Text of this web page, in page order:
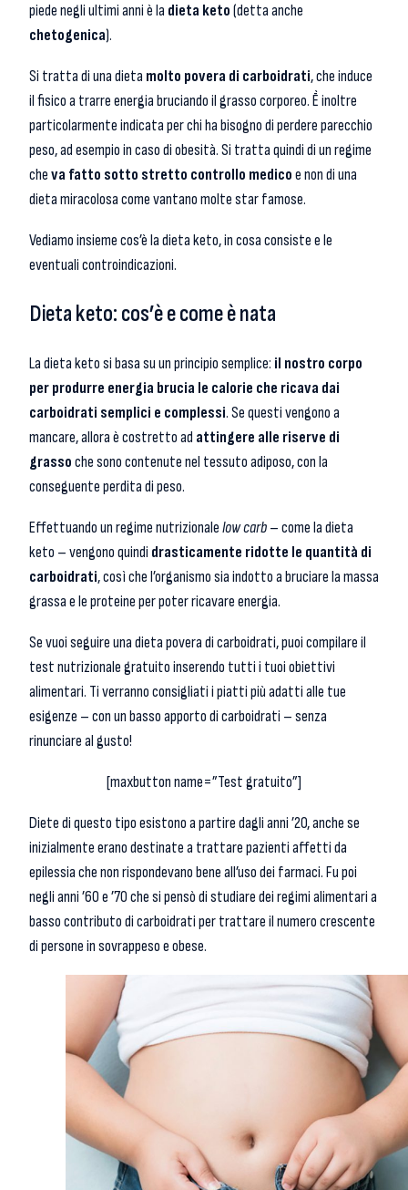
piede negli ultimi anni è la dieta keto(detta anche
chetogenica).
Si tratta di una dieta molto povera di carboidrati, che induce
il fisico a trarre energia bruciando il grasso corporeo. Ḕ inoltre
particolarmente indicata per chi ha bisogno di perdere parecchio
peso, ad esempio in caso di obesità. Si tratta quindi di un regime
cheva fatto sotto stretto controllo medicoe non di una
dieta miracolosa come vantano molte star famose.
Vediamo insieme cos’è la dieta keto, in cosa consiste e le
eventuali controindicazioni.
Dieta keto: cos’è e come è nata
La dieta keto si basa su un principio semplice: il nostro corpo
per produrre energia brucia le calorie che ricava dai
carboidrati semplici e complessi. Se questi vengono a
mancare, allora è costretto ad attingere alle riserve di
grassoche sono contenute nel tessuto adiposo, con la
conseguente perdita di peso.
Effettuando un regime nutrizionalelow carb– come la dieta
keto – vengono quindi drasticamente ridotte le quantità di
carboidrati, così che l’organismo sia indotto a bruciare la massa
grassa e le proteine per poter ricavare energia.
Se vuoi seguire una dieta povera di carboidrati, puoi compilare il
test nutrizionale gratuito inserendo tutti i tuoi obiettivi
alimentari. Ti verranno consigliati i piatti più adatti alle tue
esigenze – con un basso apporto di carboidrati – senza
rinunciare al gusto!
[maxbutton name=”Test gratuito”]
Diete di questo tipo esistono a partire dagli anni ’20, anche se
inizialmente erano destinate a trattare pazienti affetti da
epilessia che non rispondevano bene all’uso dei farmaci. Fu poi
negli anni ’60 e ’70 che si pensò di studiare dei regimi alimentari a
basso contributo di carboidrati per trattare il numero crescente
di persone in sovrappeso e obese.